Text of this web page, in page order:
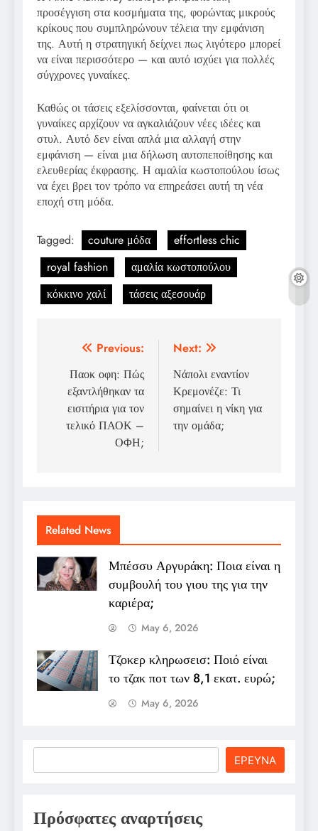
προσέγγιση στα κοσμήματα της, φορώντας μικρούς
κρίκους που συμπληρώνουν τέλεια την εμφάνιση
της. Αυτή η στρατηγική δείχνει πως λιγότερο μπορεί
να είναι περισσότερο — και αυτό ισχύει για πολλές
σύγχρονες γυναίκες.
Καθώς οι τάσεις εξελίσσονται, φαίνεται ότι οι
γυναίκες αρχίζουν να αγκαλιάζουν νέες ιδέες και
στυλ. Αυτό δεν είναι απλά μια αλλαγή στην
εμφάνιση — είναι μια δήλωση αυτοπεποίθησης και
ελευθερίας έκφρασης. Η αμαλία κωστοπούλου ίσως
να έχει βρει τον τρόπο να επηρεάσει αυτή τη νέα
εποχή στη μόδα.
Tagged: couture μόδα
effortless chic
royal fashion
αμαλία κωστοπούλου
κόκκινο χαλί
τάσεις αξεσουάρ
Post
navigation
Previous:
Παοκ οφη: Πώς
εξαντλήθηκαν τα
εισιτήρια για τον
τελικό ΠΑΟΚ –
ΟΦΗ;
Next:
Νάπολι εναντίον
Κρεμονέζε: Τι
σημαίνει η νίκη για
την ομάδα;
Related News
Μπέσσυ Αργυράκη: Ποια είναι η
συμβουλή του γιου της για την
καριέρα;
May 6, 2026
Τζοκερ κληρωσεισ: Ποιό είναι
το τζακ ποτ των 8,1 εκατ. ευρώ;
May 6, 2026
ΕΡΕΥΝΑ
Πρόσφατες αναρτήσεις